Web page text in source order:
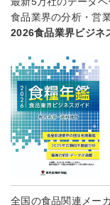
食品業界の分析・営
2026食品業界ビジネ
全国の食品関連メ